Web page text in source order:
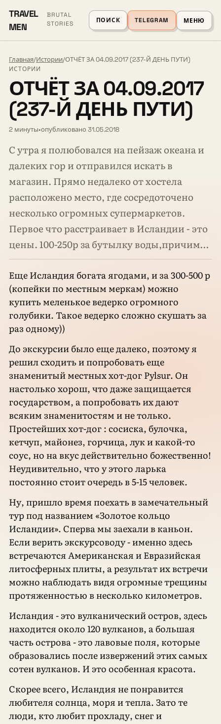
TRAVEL
MEN
BRUTAL
STORIES
ПОИСК TELEGRAM МЕНЮ
Главная/Истории/ОТЧЁТ ЗА 04.09.2017 (237-Й ДЕНЬ ПУТИ)
ИСТОРИИ
ОТЧЁТ ЗА 04.09.2017
(237-Й ДЕНЬ ПУТИ)
2 минуты•опубликовано 31.05.2018
С утра я полюбовался на пейзаж океана и
далеких гор и отправился искать в
магазин. Прямо недалеко от хостела
расположено место, где сосредоточено
несколько огромных супермаркетов.
Первое что расстраивает в Исландии - это
цены. 100-250р за бутылку воды,причим…
Еще Исландия богата ягодами, и за 300-500 р
(копейки по местным меркам) можно
купить меленькое ведерко огромного
голубики. Такое ведерко сложно скушать за
раз одному))
До экскурсии было еще далеко, поэтому я
решил сходить и попробовать еще
знаменитый местных хот-дог Pylsur. Он
настолько хорош, что даже защищается
государством, а попробовать их дают
всяким знаменитостям и не только.
Простейших хот-дог : сосиска, булочка,
кетчуп, майонез, горчица, лук и какой-то
соус, но на вкус действительно божественно!
Неудивительно, что у этого ларька
постоянно стоит очередь в 5-15 человек.
Ну, пришло время поехать в замечательный
тур под названием «Золотое кольцо
Исландии». Сперва мы заехали в каньон.
Если верить экскурсоводу - именно здесь
встречаются Американская и Евразийская
литосферных плиты, а результат их встречи
можно наблюдать видя огромные трещины
протяженностью в несколько километров.
Исландия - это вулканический остров, здесь
находится около 120 вулканов, а большая
часть острова - это лавовые поля, которые
образовались после извержений этих самых
сотен вулканов. И это особенная красота.
Скорее всего, Исландия не понравится
любителя солнца, моря и тепла. Зато те
люди, кто любит прохладу, снег и